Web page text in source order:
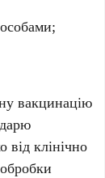
вакцинацію
від клінічно